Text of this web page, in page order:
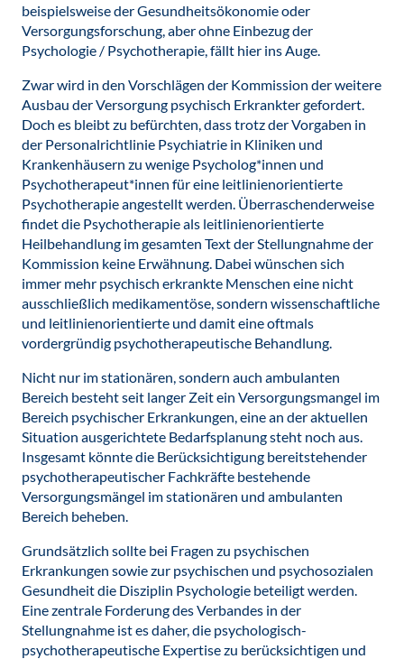
beispielsweise der Gesundheitsökonomie oder
Versorgungsforschung, aber ohne Einbezug der
Psychologie / Psychotherapie, fällt hier ins Auge.
Zwar wird in den Vorschlägen der Kommission der weitere
Ausbau der Versorgung psychisch Erkrankter gefordert.
Doch es bleibt zu befürchten, dass trotz der Vorgaben in
der Personalrichtlinie Psychiatrie in Kliniken und
Krankenhäusern zu wenige Psycholog*innen und
Psychotherapeut*innen für eine leitlinienorientierte
Psychotherapie angestellt werden. Überraschenderweise
findet die Psychotherapie als leitlinienorientierte
Heilbehandlung im gesamten Text der Stellungnahme der
Kommission keine Erwähnung. Dabei wünschen sich
immer mehr psychisch erkrankte Menschen eine nicht
ausschließlich medikamentöse, sondern wissenschaftliche
und leitlinienorientierte und damit eine oftmals
vordergründig psychotherapeutische Behandlung.
Nicht nur im stationären, sondern auch ambulanten
Bereich besteht seit langer Zeit ein Versorgungsmangel im
Bereich psychischer Erkrankungen, eine an der aktuellen
Situation ausgerichtete Bedarfsplanung steht noch aus.
Insgesamt könnte die Berücksichtigung bereitstehender
psychotherapeutischer Fachkräfte bestehende
Versorgungsmängel im stationären und ambulanten
Bereich beheben.
Grundsätzlich sollte bei Fragen zu psychischen
Erkrankungen sowie zur psychischen und psychosozialen
Gesundheit die Disziplin Psychologie beteiligt werden.
Eine zentrale Forderung des Verbandes in der
Stellungnahme ist es daher, die psychologisch-
psychotherapeutische Expertise zu berücksichtigen und